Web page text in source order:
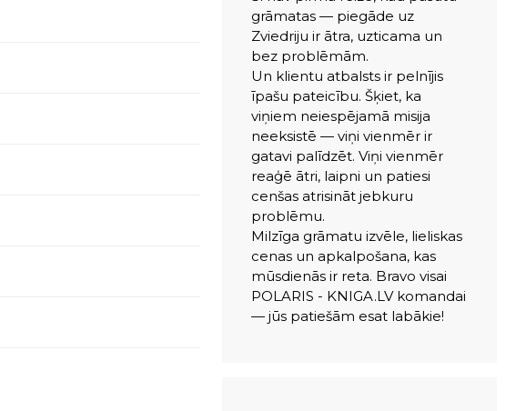
grāmatas — piegāde uz
Zviedriju ir ātra, uzticama un
bez problēmām.
Un klientu atbalsts ir pelnījis
īpašu pateicību. Šķiet, ka
viņiem neiespējamā misija
neeksistē — viņi vienmēr ir
gatavi palīdzēt. Viņi vienmēr
reaģē ātri, laipni un patiesi
cenšas atrisināt jebkuru
problēmu.
Milzīga grāmatu izvēle, lieliskas
cenas un apkalpošana, kas
mūsdienās ir reta. Bravo visai
POLARIS - KNIGA.LV komandai
— jūs patiešām esat labākie!